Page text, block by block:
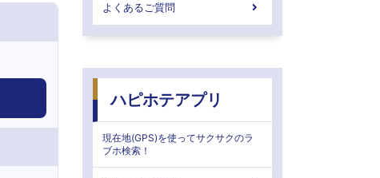
よくあるご質問
ハピホテアプリ
現在地(GPS)を使ってサクサクのラ
ブホ検索！